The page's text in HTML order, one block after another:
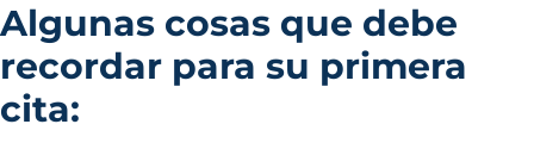
Algunas cosas que debe
recordar para su primera
cita: